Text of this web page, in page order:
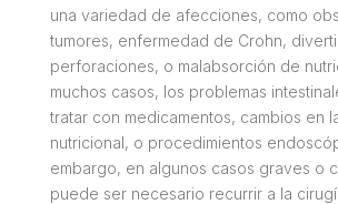
una variedad de afecciones, como
tumores, enfermedad de Crohn,
perforaciones, o malabsorción de
muchos casos, los problemas
tratar con medicamentos, cambios en
nutricional, o procedimientos
embargo, en algunos casos graves o
puede ser necesario recurrir a la